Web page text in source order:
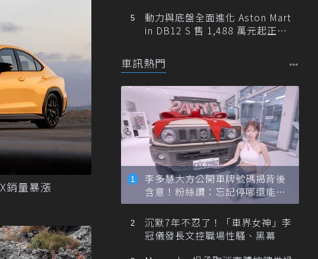
銷量暴漲
動力與底盤全面進化 Aston Mart
in DB12 S 售 1,488 萬元起正式
車訊熱門
李多慧大方公開車牌號碼揭背後
含意！粉絲讚：忘記停哪還能幫
忙找車
沉默7年不忍了！「車界女神」李
冠儀發長文控職場性騷、黑幕